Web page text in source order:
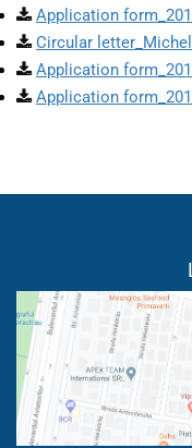
Application
Circular
Application
Application